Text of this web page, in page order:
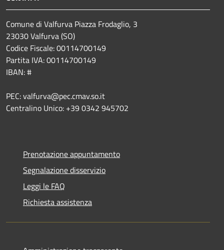
Comune di Valfurva Piazza Frodaglio, 3
23030 Valfurva (SO)
Codice Fiscale: 00114700149
Partita IVA: 00114700149
IBAN: #
PEC: valfurva@pec.cmav.so.it
Centralino Unico: +39 0342 945702
Prenotazione appuntamento
Segnalazione disservizio
Leggi le FAQ
Richiesta assistenza